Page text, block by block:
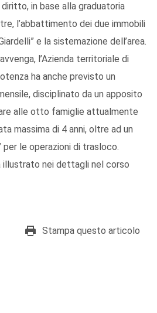
in base alla graduatoria
l’abbattimento dei due immobili
e la sistemazione dell’area.
l’Azienda territoriale di
ha anche previsto un
disciplinato da un apposito
alle otto famiglie attualmente
massima di 4 anni, oltre ad un
per le operazioni di trasloco.
illustrato nei dettagli nel corso
Stampa questo articolo